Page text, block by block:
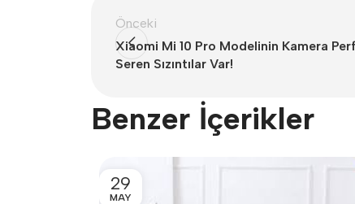
Önceki
Xiaomi Mi 10 Pro Modelinin Kamera
Seren Sızıntılar Var!
Benzer İçerikler
29
MAY